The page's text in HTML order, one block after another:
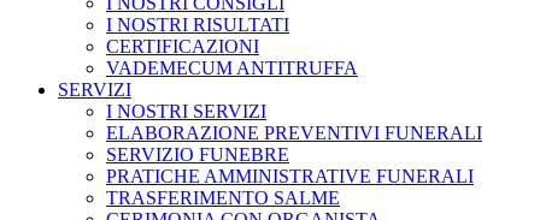
I NOSTRI RISULTATI
CERTIFICAZIONI
VADEMECUM ANTITRUFFA
SERVIZI
I NOSTRI SERVIZI
ELABORAZIONE PREVENTIVI FUNERALI
SERVIZIO FUNEBRE
PRATICHE AMMINISTRATIVE FUNERALI
TRASFERIMENTO SALME